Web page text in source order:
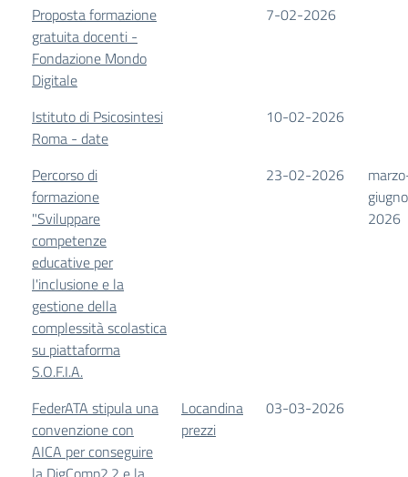
Proposta formazione
gratuita docenti -
Fondazione Mondo
Digitale
7-02-2026
Istituto di Psicosintesi
Roma - date
10-02-2026
Percorso di
formazione
"Sviluppare
competenze
educative per
l'inclusione e la
gestione della
complessità scolastica
su piattaforma
S.O.F.I.A.
23-02-2026
giugno
2026
FederATA stipula una
convenzione con
AICA per conseguire
Locandina
prezzi
03-03-2026